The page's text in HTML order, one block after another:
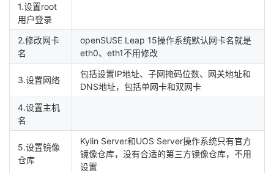
堂
我
课
程
的
认
证
我
的
实
我
的
我
的
术
支
持
我
云
声
建
1.设置root
用户登录
2.修改网卡
名
openSUSE Leap 15操作系统默认网卡名就是
eth0、eth1不用修改
3.设置网络
包括设置IP地址、子网掩码位数、网关地址和
DNS地址，包括单网卡和双网卡
4.设置主机
名
5.设置镜像
仓库
Kylin Server和UOS Server操作系统只有官方
镜像仓库，没有合适的第三方镜像仓库，不用
设置